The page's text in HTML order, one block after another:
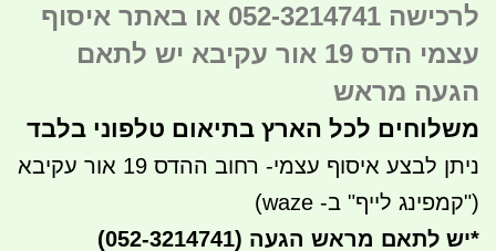
לרכישה 052-3214741 או באתר איסוף
עצמי הדס 19 אור עקיבא יש לתאם
הגעה מראש
משלוחים לכל הארץ בתיאום טלפוני בלבד
ניתן לבצע איסוף עצמי- רחוב ההדס 19 אור עקיבא
("קמפינג לייף" ב- waze)
*יש לתאם מראש הגעה (052-3214741)